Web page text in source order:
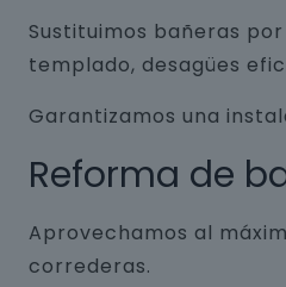
Sustituimos bañeras
templado, desagües
Garantizamos una
Reforma de
Aprovechamos al
correderas.